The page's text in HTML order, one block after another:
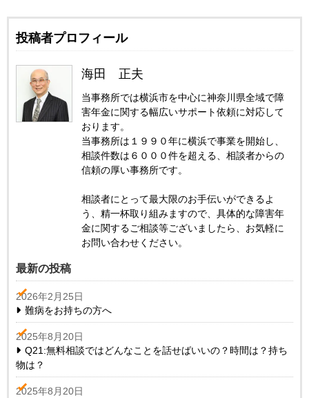
投稿者プロフィール
海田 正夫
当事務所では横浜市を中心に神奈川県全域で障
害年金に関する幅広いサポート依頼に対応して
おります。
当事務所は１９９０年に横浜で事業を開始し、
相談件数は６０００件を超える、相談者からの
信頼の厚い事務所です。
相談者にとって最大限のお手伝いができるよ
う、精一杯取り組みますので、具体的な障害年
金に関するご相談等ございましたら、お気軽に
お問い合わせください。
最新の投稿
2026年2月25日
難病をお持ちの方へ
2025年8月20日
Q21:無料相談ではどんなことを話せばいいの？時間は？持ち
物は？
2025年8月20日